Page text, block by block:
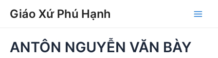
Giáo Xứ Phú Hạnh
Main
ANTÔN NGUYỄN VĂN BÀY
navigation